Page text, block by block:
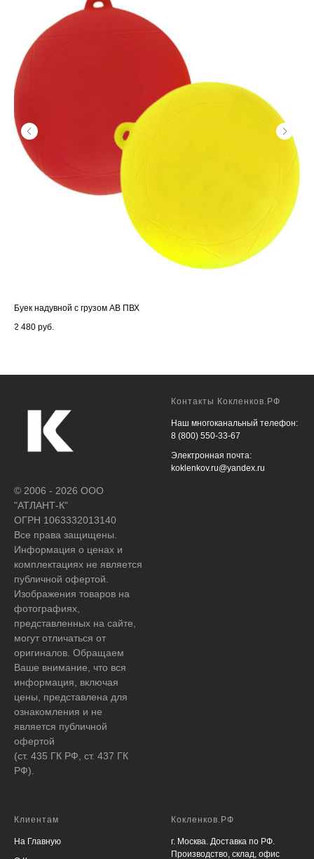
Буек надувной с грузом АВ ПВХ
2 480 руб.
© 2006 - 2026 ООО
"АТЛАНТ-К"
ОГРН 1063332013140
Все права защищены.
Информация о ценах и
комплектациях не является
публичной офертой.
Изображения товаров на
фотографиях,
представленных на сайте,
могут отличаться от
оригиналов. Обращаем
Ваше внимание, что вся
информация, включая
цены, представлена для
ознакомления и не
является публичной
офертой
(ст. 435 ГК РФ, ст. 437 ГК
РФ).
Контакты Кокленков.РФ
Наш многоканальный телефон:
8 (800) 550-33-67
Электронная почта:
koklenkov.ru@yandex.ru
Клиентам
На Главную
Кокленков.РФ
г. Москва. Доставка по РФ.
Производство, склад, офис